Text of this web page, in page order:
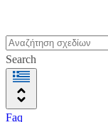
Search
Faq